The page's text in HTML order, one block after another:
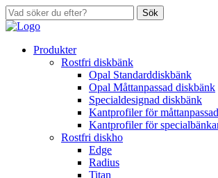
Sök
Produkter
Rostfri diskbänk
Opal Standarddiskbänk
Opal Måttanpassad diskbänk
Specialdesignad diskbänk
Kantprofiler för
Kantprofiler för
Rostfri diskho
Edge
Radius
Titan